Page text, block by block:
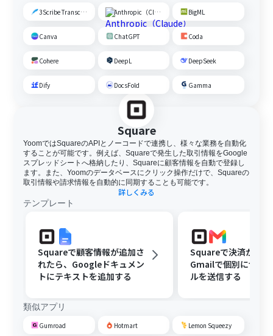
3Scribe Transcription Anthropic（Claude） BigML
Canva ChatGPT Coda
Cohere DeepL DeepSeek
Dify DocsFold Gamma
Square
YoomではSquareのAPIとノーコードで連携し、様々な業務を自動化
することが可能です。例えば、Squareで発生した取引情報をGoogle
スプレッドシートへ格納したり、Squareに顧客情報を自動で登録し
ます。また、Yoomのデータベースにクリック操作だけで、Squareの
取引情報や請求情報を自動的に同期することも可能です。
詳しくみる
テンプレート
Squareで顧客情報が追加さ
れたら、Googleドキュメン
トにテキストを追加する
Squareで決済が成
Gmailで個別にサン
ルを送信する
類似アプリ
Gumroad Hotmart Lemon Squeezy